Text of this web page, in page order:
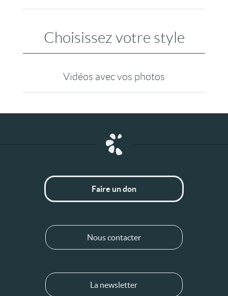
Choisissez votre style
Vidéos avec vos photos
Faire un don
Nous contacter
La newsletter